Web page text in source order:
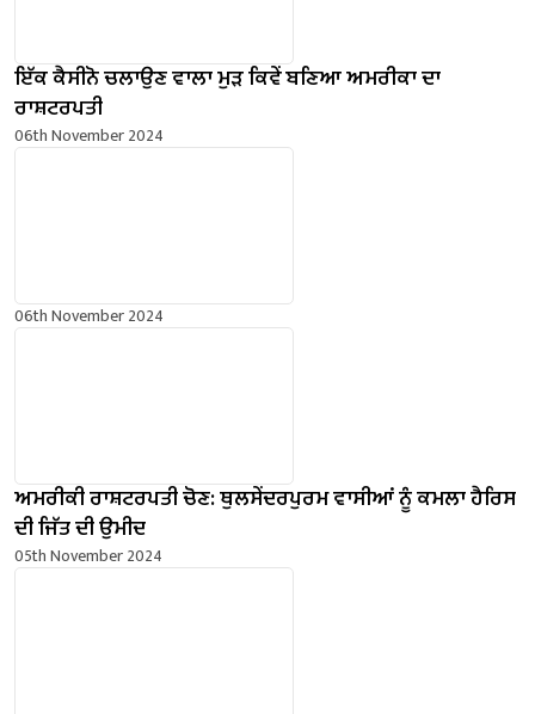
ਇੱਕ ਕੈਸੀਨੋ ਚਲਾਉਣ ਵਾਲਾ ਮੁੜ ਕਿਵੇਂ ਬਣਿਆ ਅਮਰੀਕਾ ਦਾ
ਰਾਸ਼ਟਰਪਤੀ
06th November 2024
06th November 2024
ਅਮਰੀਕੀ ਰਾਸ਼ਟਰਪਤੀ ਚੋਣ: ਥੁਲਸੇਂਦਰਪੁਰਮ ਵਾਸੀਆਂ ਨੂੰ ਕਮਲਾ ਹੈਰਿਸ
ਦੀ ਜਿੱਤ ਦੀ ਉਮੀਦ
05th November 2024